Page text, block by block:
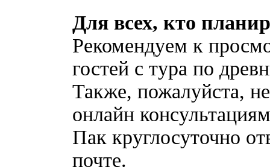
Для всех, кто
Рекомендуем к
гостей с тура по
Также, пожалуйста,
онлайн
Пак круглосуточно
почте.